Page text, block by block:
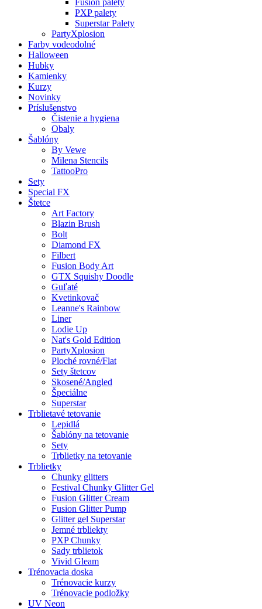
PXP palety
Superstar Palety
PartyXplosion
Farby vodeodolné
Halloween
Hubky
Kamienky
Kurzy
Novinky
Príslušenstvo
Čistenie a hygiena
Obaly
Šablóny
By Vewe
Milena Stencils
TattooPro
Sety
Special FX
Štetce
Art Factory
Blazin Brush
Bolt
Diamond FX
Filbert
Fusion Body Art
GTX Squishy Doodle
Guľaté
Kvetinkovač
Leanne's Rainbow
Liner
Lodie Up
Nat's Gold Edition
PartyXplosion
Ploché rovné/Flat
Sety štetcov
Skosené/Angled
Špeciálne
Superstar
Trblietavé tetovanie
Lepidlá
Šablóny na tetovanie
Sety
Trblietky na tetovanie
Trblietky
Chunky glitters
Festival Chunky Glitter Gel
Fusion Glitter Cream
Fusion Glitter Pump
Glitter gel Superstar
Jemné trbliekty
PXP Chunky
Sady trblietok
Vivid Gleam
Trénovacia doska
Trénovacie kurzy
Trénovacie podložky
UV Neon